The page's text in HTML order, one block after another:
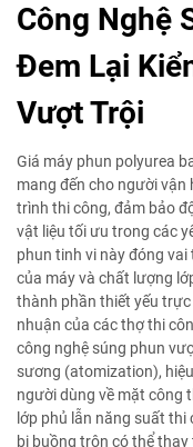
Công Nghệ
Đem Lại
Vượt Trội
Giá máy phun polyurea
mang đến cho người vận
trình thi công, đảm bảo
vật liệu tối ưu trong các
phun tinh vi này đóng
của máy và chất lượng
thành phần thiết yếu
nhuận của các thợ thi
công nghệ súng phun
sương (atomization),
người dùng về mặt công
lớp phủ lẫn năng suất
bị buồng trộn có thể